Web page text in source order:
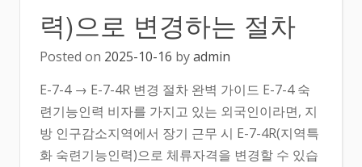
력)으로 변경하는 절차
Posted on 2025-10-16 byadmin
E-7-4 → E-7-4R 변경 절차 완벽 가이드 E-7-4 숙
련기능인력 비자를 가지고 있는 외국인이라면, 지
방 인구감소지역에서 장기 근무 시 E-7-4R(지역특
화 숙련기능인력)으로 체류자격을 변경할 수 있습